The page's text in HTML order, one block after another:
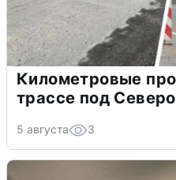
Километровые
трассе под
5 августа 3